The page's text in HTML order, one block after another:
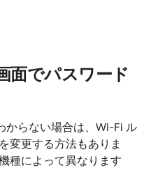
面でパスワード
からない場合は、Wi-Fi ル
変更する方法もありま
種によって異なります